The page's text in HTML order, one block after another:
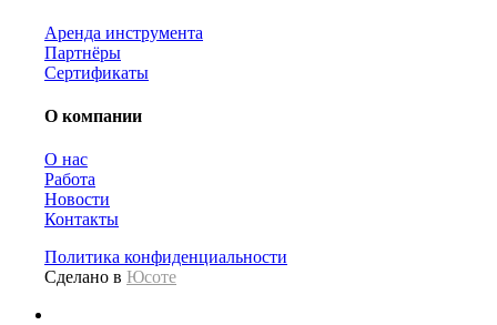
Аренда инструмента
Партнёры
Сертификаты
О компании
О нас
Работа
Новости
Контакты
Политика конфиденциальности
Сделано в Юсоте